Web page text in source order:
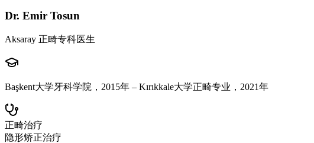
Dr. Emir Tosun
Aksaray 正畸专科医生
Başkent大学牙科学院，2015年 – Kırıkkale大学正畸专业，2021年
正畸治疗
隐形矫正治疗